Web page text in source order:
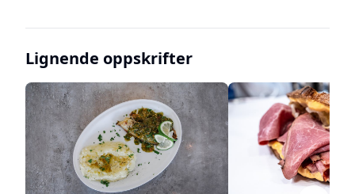
Lignende oppskrifter